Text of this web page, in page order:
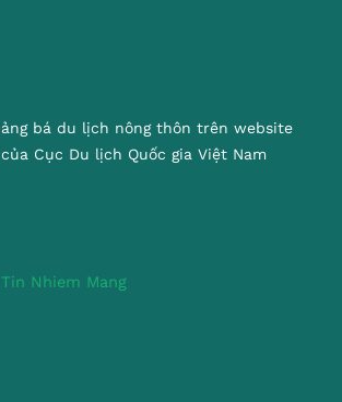
bá du lịch nông thôn trên website
Cục Du lịch Quốc gia Việt Nam